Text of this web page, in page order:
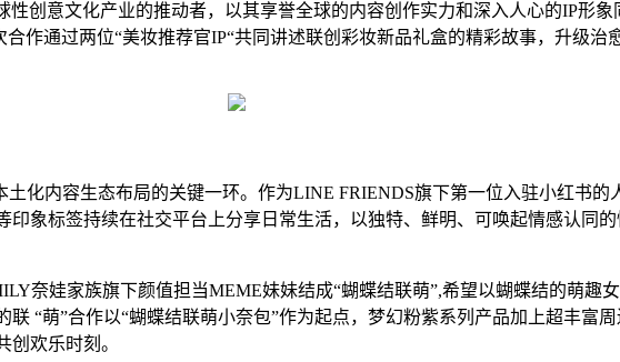
创意文化产业的推动者，以其享誉全球的内容创作实力和深入人心的IP形
作通过两位“美妆推荐官IP“共同讲述联创彩妆新品礼盒的精彩故事，升级治
内容生态布局的关键一环。作为LINE FRIENDS旗下第一位入驻小红书的
象标签持续在社交平台上分享日常生活，以独特、鲜明、可唤起情感认同
娃家族旗下颜值担当MEME妹妹结成“蝴蝶结联萌”,希望以蝴蝶结的萌趣
“萌”合作以“蝴蝶结联萌小奈包”作为起点，梦幻粉紫系列产品加上超丰富
欢乐时刻。